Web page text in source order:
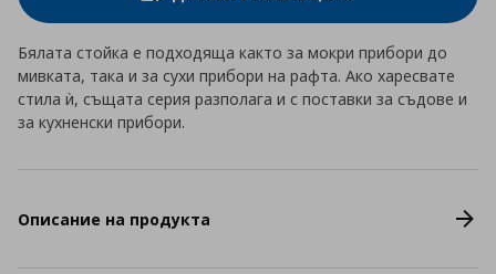
Бялата стойка е подходяща както за мокри прибори до
мивката, така и за сухи прибори на рафта. Ако харесвате
стила ѝ, същата серия разполага и с поставки за съдове и
за кухненски прибори.
Описание на продукта